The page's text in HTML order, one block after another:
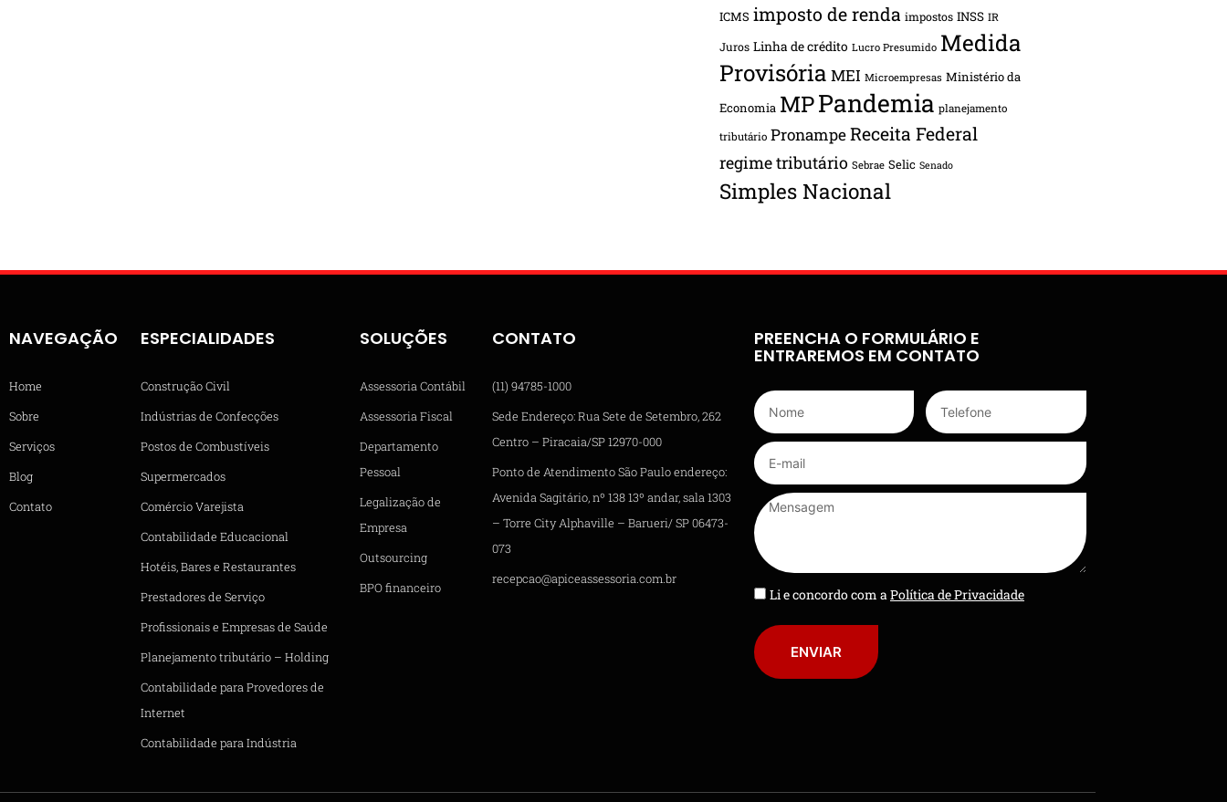
ICMS imposto de renda impostos INSS IR
Juros Linha de crédito Lucro Presumido Medida
Provisória MEI Microempresas Ministério da
Economia MPPandemia planejamento
tributário PronampeReceita Federal
regime tributário Sebrae Selic Senado
Simples Nacional
NAVEGAÇÃO
Home
Sobre
Serviços
Blog
Contato
ESPECIALIDADES
Construção Civil
Indústrias de Confecções
Postos de Combustíveis
Supermercados
Comércio Varejista
Contabilidade Educacional
Hotéis, Bares e Restaurantes
Prestadores de Serviço
Profissionais e Empresas de Saúde
Planejamento tributário – Holding
Contabilidade para Provedores de
Internet
Contabilidade para Indústria
SOLUÇÕES
Assessoria Contábil
Assessoria Fiscal
Departamento
Pessoal
Legalização de
Empresa
Outsourcing
BPO financeiro
CONTATO
(11) 94785-1000
Sede Endereço: Rua Sete de Setembro, 262
Centro – Piracaia/SP 12970-000
Ponto de Atendimento São Paulo endereço:
Avenida Sagitário, nº 138 13º andar, sala 1303
– Torre City Alphaville – Barueri/ SP 06473-
073
recepcao@apiceassessoria.com.br
PREENCHA O FORMULÁRIO E
ENTRAREMOS EM CONTATO
Li e concordo com aPolítica de Privacidade
ENVIAR